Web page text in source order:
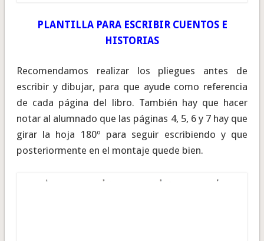
PLANTILLA PARA ESCRIBIR CUENTOS E
HISTORIAS
Recomendamos realizar los pliegues antes de
escribir y dibujar, para que ayude como referencia
de cada página del libro. También hay que hacer
notar al alumnado que las páginas 4, 5, 6 y 7 hay que
girar la hoja 180º para seguir escribiendo y que
posteriormente en el montaje quede bien.